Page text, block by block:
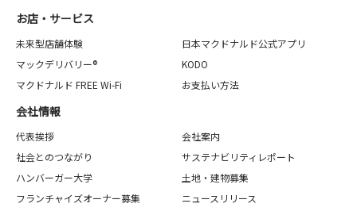
お店・サービス
未来型店舗体験
日本マクドナルド公式アプリ
マックデリバリー®
KODO
マクドナルド FREE Wi-Fi
お支払い方法
会社情報
代表挨拶
会社案内
社会とのつながり
サステナビリティレポート
ハンバーガー大学
土地・建物募集
フランチャイズオーナー募集
ニュースリリース